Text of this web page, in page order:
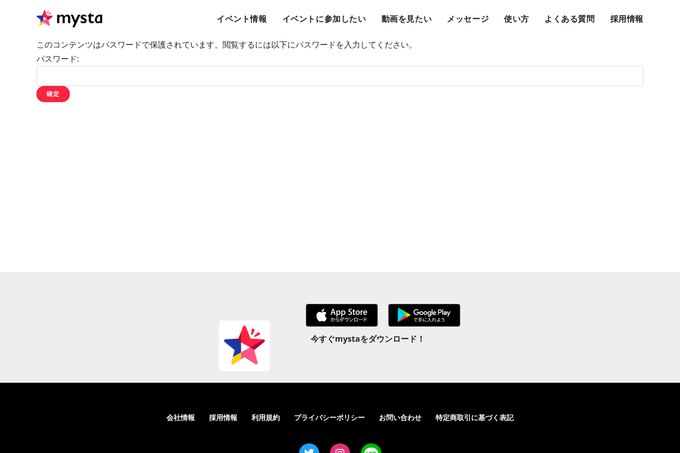
イベント情報 イベントに参加したい 動画を見たい メッセージ 使い方 よくある質問 採用情報
このコンテンツはパスワードで保護されています。閲覧するには以下にパスワードを入力してください。
パスワード:
今すぐmystaをダウンロード！
会社情報 採用情報 利用規約 プライバシーポリシー お問い合わせ 特定商取引に基づく表記